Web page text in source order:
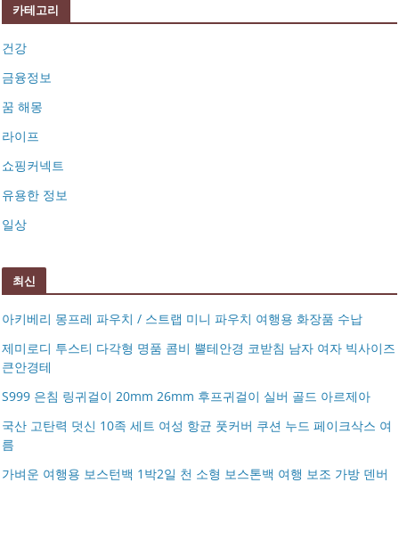
카테고리
건강
금융정보
꿈 해몽
라이프
쇼핑커넥트
유용한 정보
일상
최신
아키베리 몽프레 파우치 / 스트랩 미니 파우치 여행용 화장품 수납
제미로디 투스티 다각형 명품 콤비 뿔테안경 코받침 남자 여자 빅사이즈
큰안경테
S999 은침 링귀걸이 20mm 26mm 후프귀걸이 실버 골드 아르제아
국산 고탄력 덧신 10족 세트 여성 항균 풋커버 쿠션 누드 페이크삭스 여
름
가벼운 여행용 보스턴백 1박2일 천 소형 보스톤백 여행 보조 가방 덴버
아키베리 몽프레 파우치 / 스트랩 미니 파우치 여행용 화장
품 수납
제미로디 투스티 다각형 명품 콤비 뿔테안경 코받침 남자